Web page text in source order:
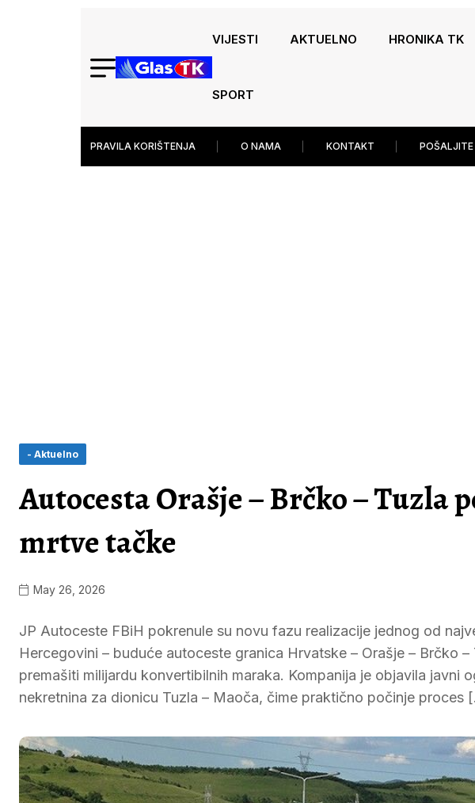
VIJESTI AKTUELNO HRONIKA TK
SPORT
PRAVILA KORIŠTENJA O NAMA KONTAKT
- Aktuelno
Autocesta Orašje – Brčko – Tuzla
mrtve tačke
May 26, 2026
JP Autoceste FBiH pokrenule su novu fazu realizacije jednog od
Hercegovini – buduće autoceste granica Hrvatske – Orašje – Brčko
premašiti milijardu konvertibilnih maraka. Kompanija je objavila javni
nekretnina za dionicu Tuzla – Maoča, čime praktično počinje proces